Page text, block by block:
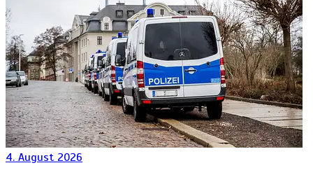
4. August 2026